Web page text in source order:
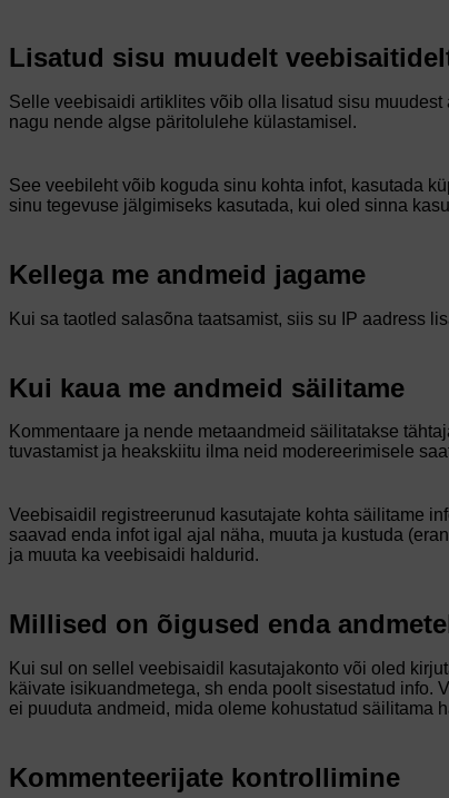
Lisatud sisu muudelt
Selle veebisaidi artiklites võib olla lisatud sisu
nagu nende algse päritolulehe külastamisel.
See veebileht võib koguda sinu kohta infot, kasutada
sinu tegevuse jälgimiseks kasutada, kui oled sinna
Kellega me andmeid jagame
Kui sa taotled salasõna taatsamist, siis su IP aadress
Kui kaua me andmeid säilitame
Kommentaare ja nende metaandmeid säilitatakse
tuvastamist ja heakskiitu ilma neid modereerimisele
Veebisaidil registreerunud kasutajate kohta säilitame
saavad enda infot igal ajal näha, muuta ja kustuda
ja muuta ka veebisaidi haldurid.
Millised on õigused enda
Kui sul on sellel veebisaidil kasutajakonto või oled
käivate isikuandmetega, sh enda poolt sisestatud info.
ei puuduta andmeid, mida oleme kohustatud säilitama
Kommenteerijate kontrollimine